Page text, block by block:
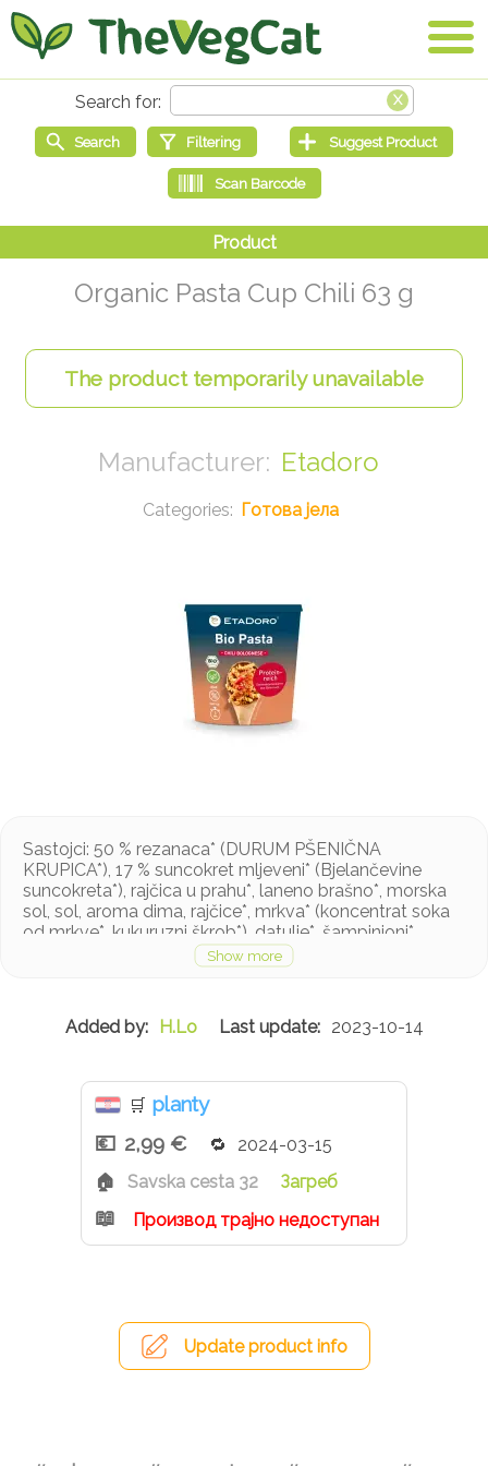
Organic Pasta Cup Chili 63 g
Etadoro
Готова јела
Sastojci: 50 % rezanaca* (DURUM PŠENIČNA
KRUPICA*), 17 % suncokret mljeveni* (Bjelančevine
suncokreta*), rajčica u prahu*, laneno brašno*, morska
sol, sol, aroma dima, rajčice*, mrkva* (koncentrat soka
od mrkve*, kukuruzni škrob*), datulje*, šampinjoni*,
paprika*, luk*, češnjak*, krumpirov škrob*, začinsko bilje*,
bosiljak*, papar, čili* (0,2 %) *iz ekološkog kontroliranog
Energija 1397 kJ/ 331 kcal, Masti 4,0 g, od kojih
zasićene masne kiseline 0,8 g, Ugljikohidrati 50,2 g, od
18,4 g, Sol 4,2 g.
H.Lo 2023-10-14
🛒 planty
2,99 €
2024-03-15
Savska cesta 32
Загреб
Производ трајно недоступан
Update product info